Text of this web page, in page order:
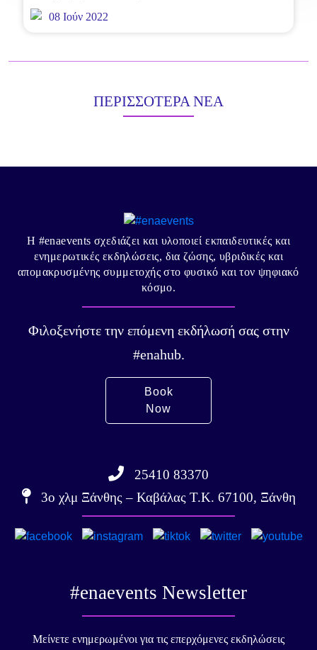
08 Ιούν 2022
ΠΕΡΙΣΣΌΤΕΡΑ ΝΈΑ
25410 83370
3ο χλμ Ξάνθης – Καβάλας Τ.Κ. 67100, Ξάνθη
Η #enaevents σχεδιάζει και υλοποιεί εκπαιδευτικές και
ενημερωτικές εκδηλώσεις, δια ζώσης, υβριδικές και
απομακρυσμένης συμμετοχής στο φυσικό και τον ψηφιακό
κόσμο.
Φιλοξενήστε την επόμενη εκδήλωσή σας στην
#enahub.
Book
Now
#enaevents Newsletter
Μείνετε ενημερωμένοι για τις επερχόμενες εκδηλώσεις